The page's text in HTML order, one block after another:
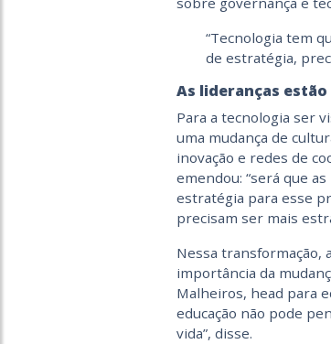
“Tecnologia tem
de estratégia,
As lideranças
Para a tecnologia ser
uma mudança de
inovação e redes de
emendou: “será que
estratégia para esse
precisam ser mais
Nessa transformação,
importância da
Malheiros, head para
educação não pode
vida”, disse.